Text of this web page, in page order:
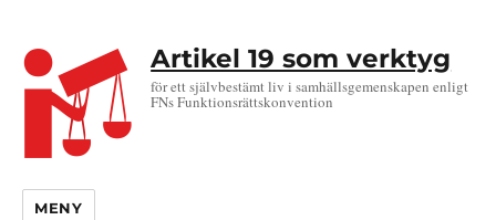
Artikel 19 som verktyg
för ett självbestämt liv i samhällsgemenskapen enligt
FNs Funktionsrättskonvention
MENY